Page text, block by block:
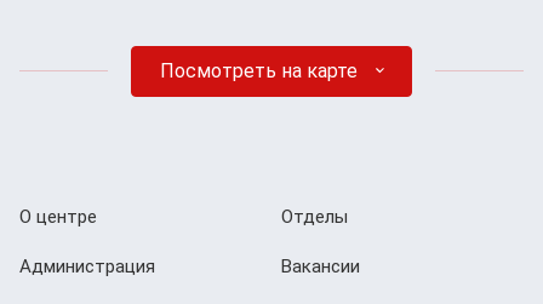
Посмотреть на карте
О центре
Администрация
Отделы
Вакансии